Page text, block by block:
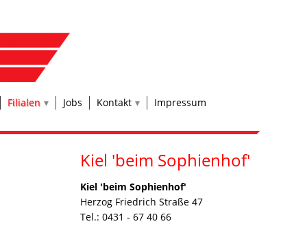
Filialen Jobs Kontakt
Impressum
Kiel 'beim Sophienhof'
Kiel 'beim Sophienhof'
Herzog Friedrich Straße 47
Tel.: 0431 - 67 40 66